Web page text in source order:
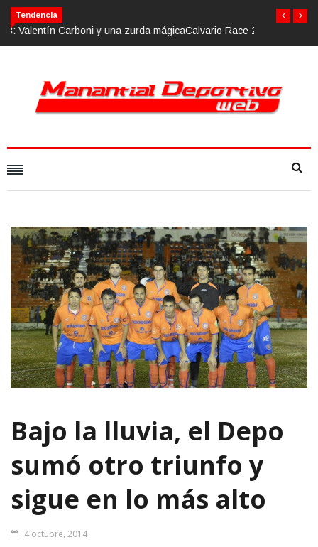
Tendencia
Bajo la lluvia, el Depo
sumó otro triunfo y
sigue en lo más alto
4 octubre, 2014